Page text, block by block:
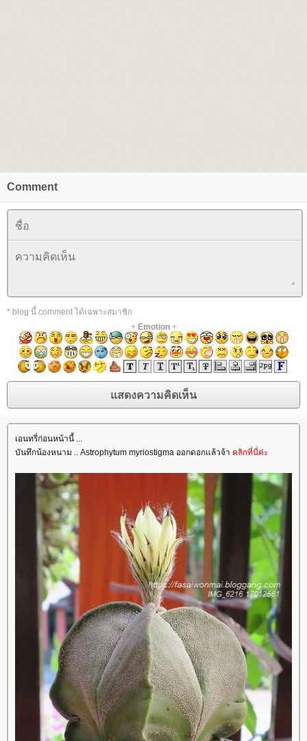
Comment
* blog นี้ comment ได้เฉพาะสมาชิก
+ Emotion+
เอนทรี่ก่อนหน้านี้ ...
บันทึกน้องหนาม .. Astrophytum myriostigma ออกดอกแล้วจ้า คลิกที่นี่ค่ะ